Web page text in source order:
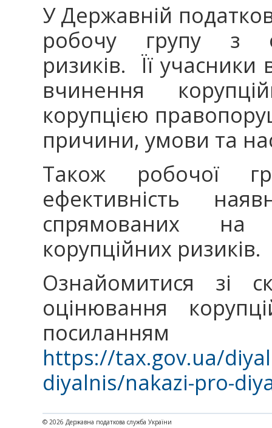
У Державній
робочу групу з
ризиків. Її учасники
вчинення
корупцією
причини, умови та
Також робочої
ефективність
спрямованих на
корупційних ризиків.
Ознайомитися зі
оцінювання
посиланням
https://tax.gov.ua/
diyalnis/nakazi-pro-
© 2026 Державна податкова служба України